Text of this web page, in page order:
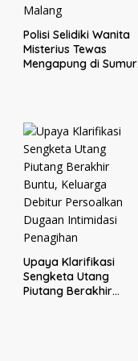
Polisi Selidiki Wanita
Misterius Tewas
Mengapung di Sumur
Upaya Klarifikasi
Sengketa Utang
Piutang Berakhir